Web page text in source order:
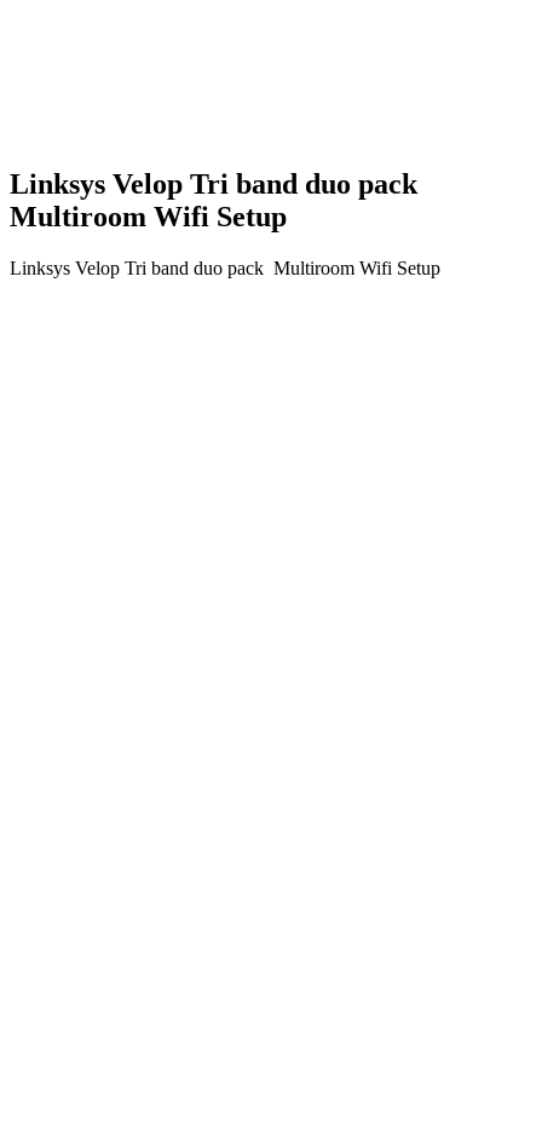
Linksys Velop Tri band duo pack
Multiroom Wifi Setup
Linksys Velop Tri band duo pack Multiroom Wifi Setup